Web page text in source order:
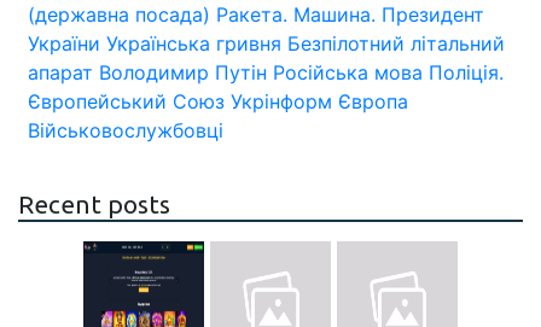
(державна посада) Ракета. Машина. Президент
України Українська гривня Безпілотний літальний
апарат Володимир Путін Російська мова Поліція.
Європейський Союз Укрінформ Європа
Військовослужбовці
Recent posts